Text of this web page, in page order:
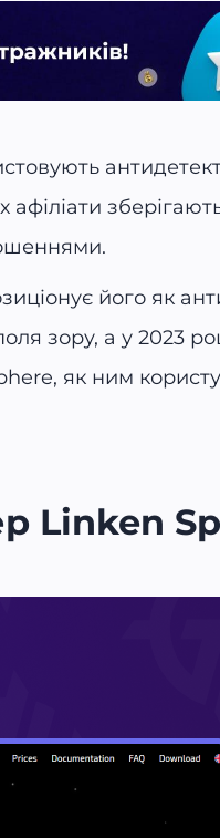
його як
зору, а у 2023
як ним
Linken